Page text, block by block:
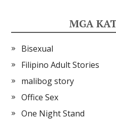
MGA
Bisexual
Filipino Adult Stories
malibog story
Office Sex
One Night Stand